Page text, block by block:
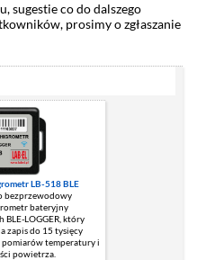
sugestie co do dalszego
prosimy o zgłaszanie
LB-518 BLE
bezprzewodowy
bateryjny
BLE-LOGGER, który
zapis do 15 tysięcy
temperatury i
powietrza.